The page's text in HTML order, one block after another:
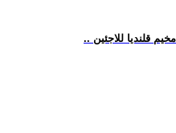
قلنديا للاجئين